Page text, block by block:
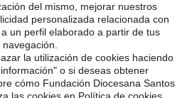
FUNDACIÓN DIOCESANA
ALL RIGHT RESERVED
COOKIES AVISO LEGAL
del mismo, mejorar nuestros
personalizada relacionada con
un perfil elaborado a partir de tus
la utilización de cookies haciendo
o si deseas obtener
cómo Fundación Diocesana Santos